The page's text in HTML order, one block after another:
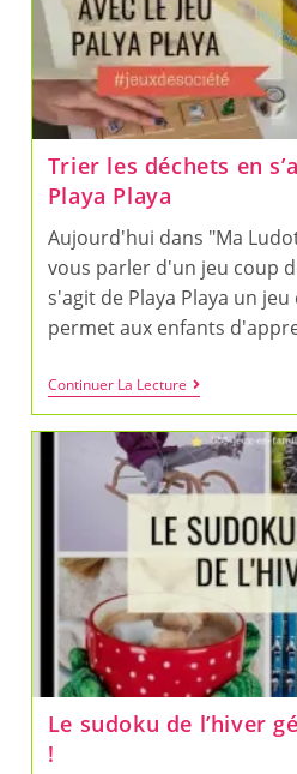
Trier les déchets en
Playa Playa
Aujourd'hui dans "Ma
vous parler d'un jeu coup
s'agit de Playa Playa un jeu
permet aux enfants
Continuer La LectureTrier
Les
Déchets
En
S’amusant
Avec
Playa
Playa
Le sudoku de l’hiver
!